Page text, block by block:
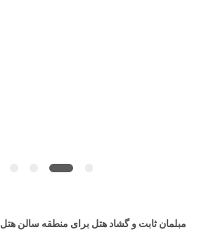
مبلمان ثابت و گشاد هتل برای منطقه سالن هتل